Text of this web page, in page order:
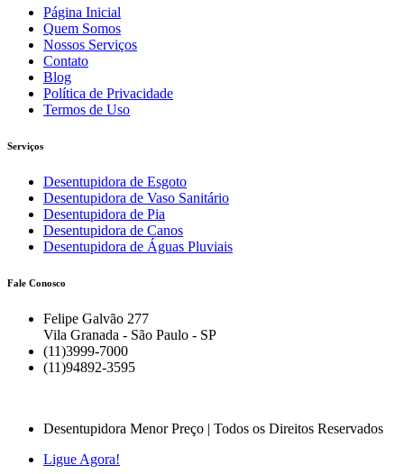
Página Inicial
Quem Somos
Nossos Serviços
Contato
Blog
Política de Privacidade
Termos de Uso
Serviços
Desentupidora de Esgoto
Desentupidora de Vaso Sanitário
Desentupidora de Pia
Desentupidora de Canos
Desentupidora de Águas Pluviais
Fale Conosco
Felipe Galvão 277
Vila Granada - São Paulo - SP
(11)3999-7000
(11)94892-3595
Desentupidora Menor Preço | Todos os Direitos Reservados
Ligue Agora!